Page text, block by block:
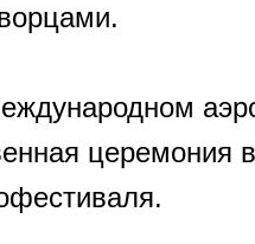
церемония